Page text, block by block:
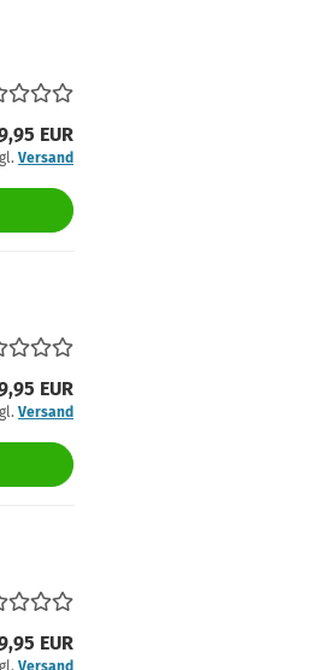
EUR
Versand
EUR
Versand
EUR
Versand